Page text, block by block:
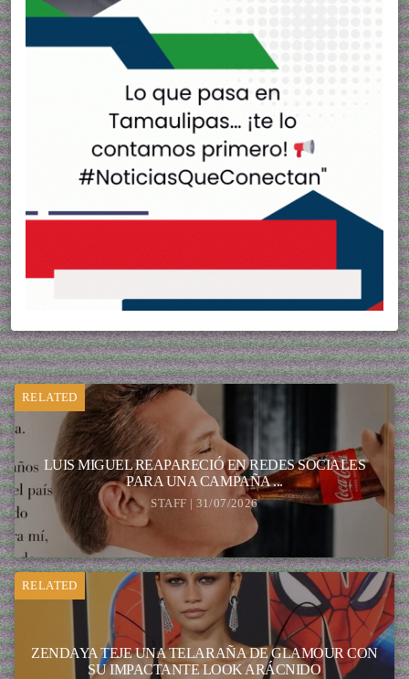
RELATED
LUIS MIGUEL REAPARECIÓ EN REDES SOCIALES
PARA UNA CAMPAÑA ...
STAFF | 31/07/2026
RELATED
ZENDAYA TEJE UNA TELARAÑA DE GLAMOUR CON
SU IMPACTANTE LOOK ARÁCNIDO